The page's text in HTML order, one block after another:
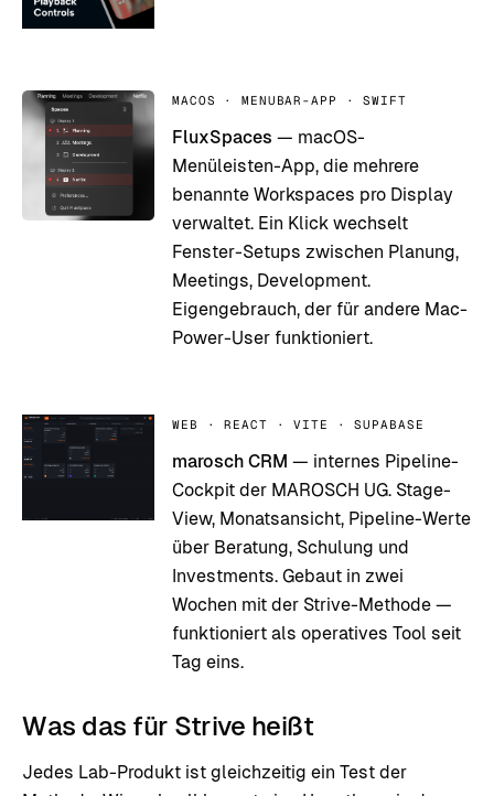
MACOS · MENUBAR-APP · SWIFT
FluxSpaces — macOS-
Menüleisten-App, die mehrere
benannte Workspaces pro Display
verwaltet. Ein Klick wechselt
Fenster-Setups zwischen Planung,
Meetings, Development.
Eigengebrauch, der für andere Mac-
Power-User funktioniert.
WEB · REACT · VITE · SUPABASE
marosch CRM — internes Pipeline-
Cockpit der MAROSCH UG. Stage-
View, Monatsansicht, Pipeline-Werte
über Beratung, Schulung und
Investments. Gebaut in zwei
Wochen mit der Strive-Methode —
funktioniert als operatives Tool seit
Tag eins.
Was das für Strive heißt
Jedes Lab-Produkt ist gleichzeitig ein Test der